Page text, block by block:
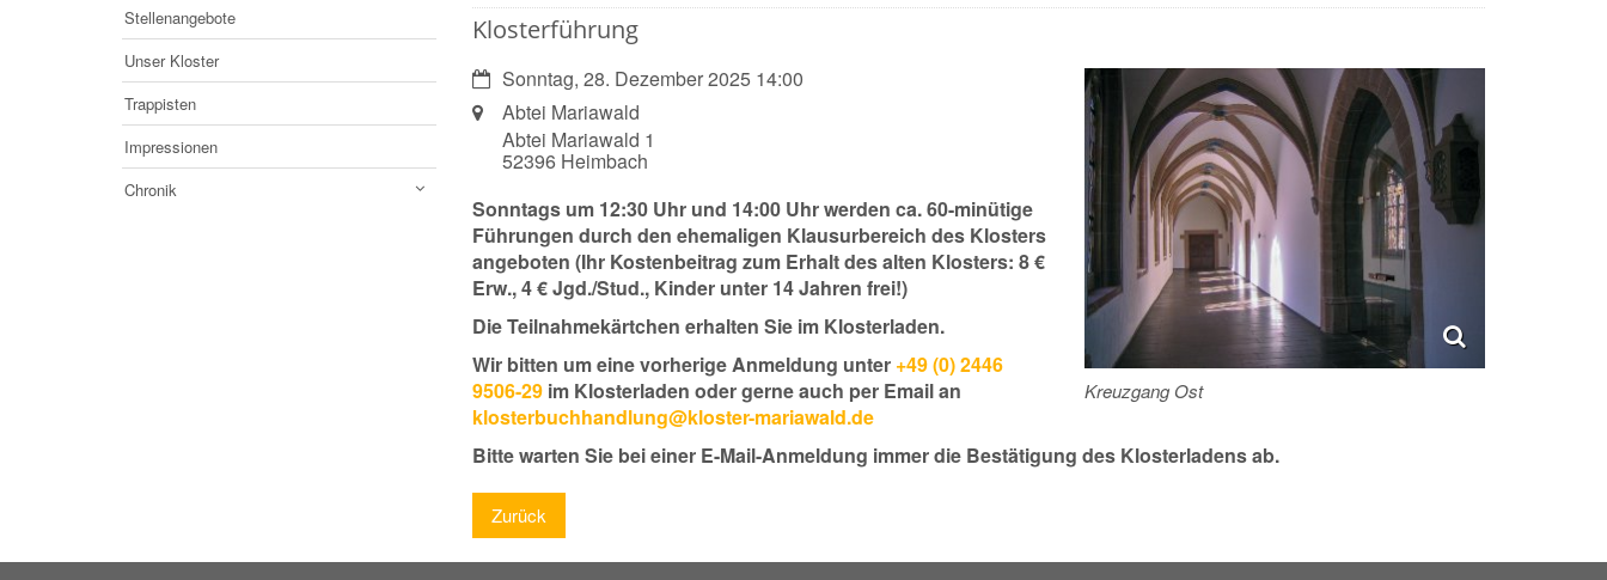
Klosterführung
Kreuzgang Ost
Datum:Sonntag, 28. Dezember 2025 14:00
Ort: Abtei Mariawald
Abtei Mariawald 1
52396 Heimbach
Sonntags um 12:30 Uhr und 14:00 Uhr werden ca. 60-minütige
Führungen durch den ehemaligen Klausurbereich des Klosters
angeboten (Ihr Kostenbeitrag zum Erhalt des alten Klosters: 8 €
Erw., 4 € Jgd./Stud., Kinder unter 14 Jahren frei!)
Die Teilnahmekärtchen erhalten Sie im Klosterladen.
Wir bitten um eine vorherige Anmeldung unter +49 (0) 2446
9506-29im Klosterladen oder gerne auch per Email an
klosterbuchhandlung@kloster-mariawald.de
Bitte warten Sie bei einer E-Mail-Anmeldung immer die Bestätigung des Klosterladens ab.
Zurück
Stellenangebote
Unser Kloster
Trappisten
Impressionen
Chronik